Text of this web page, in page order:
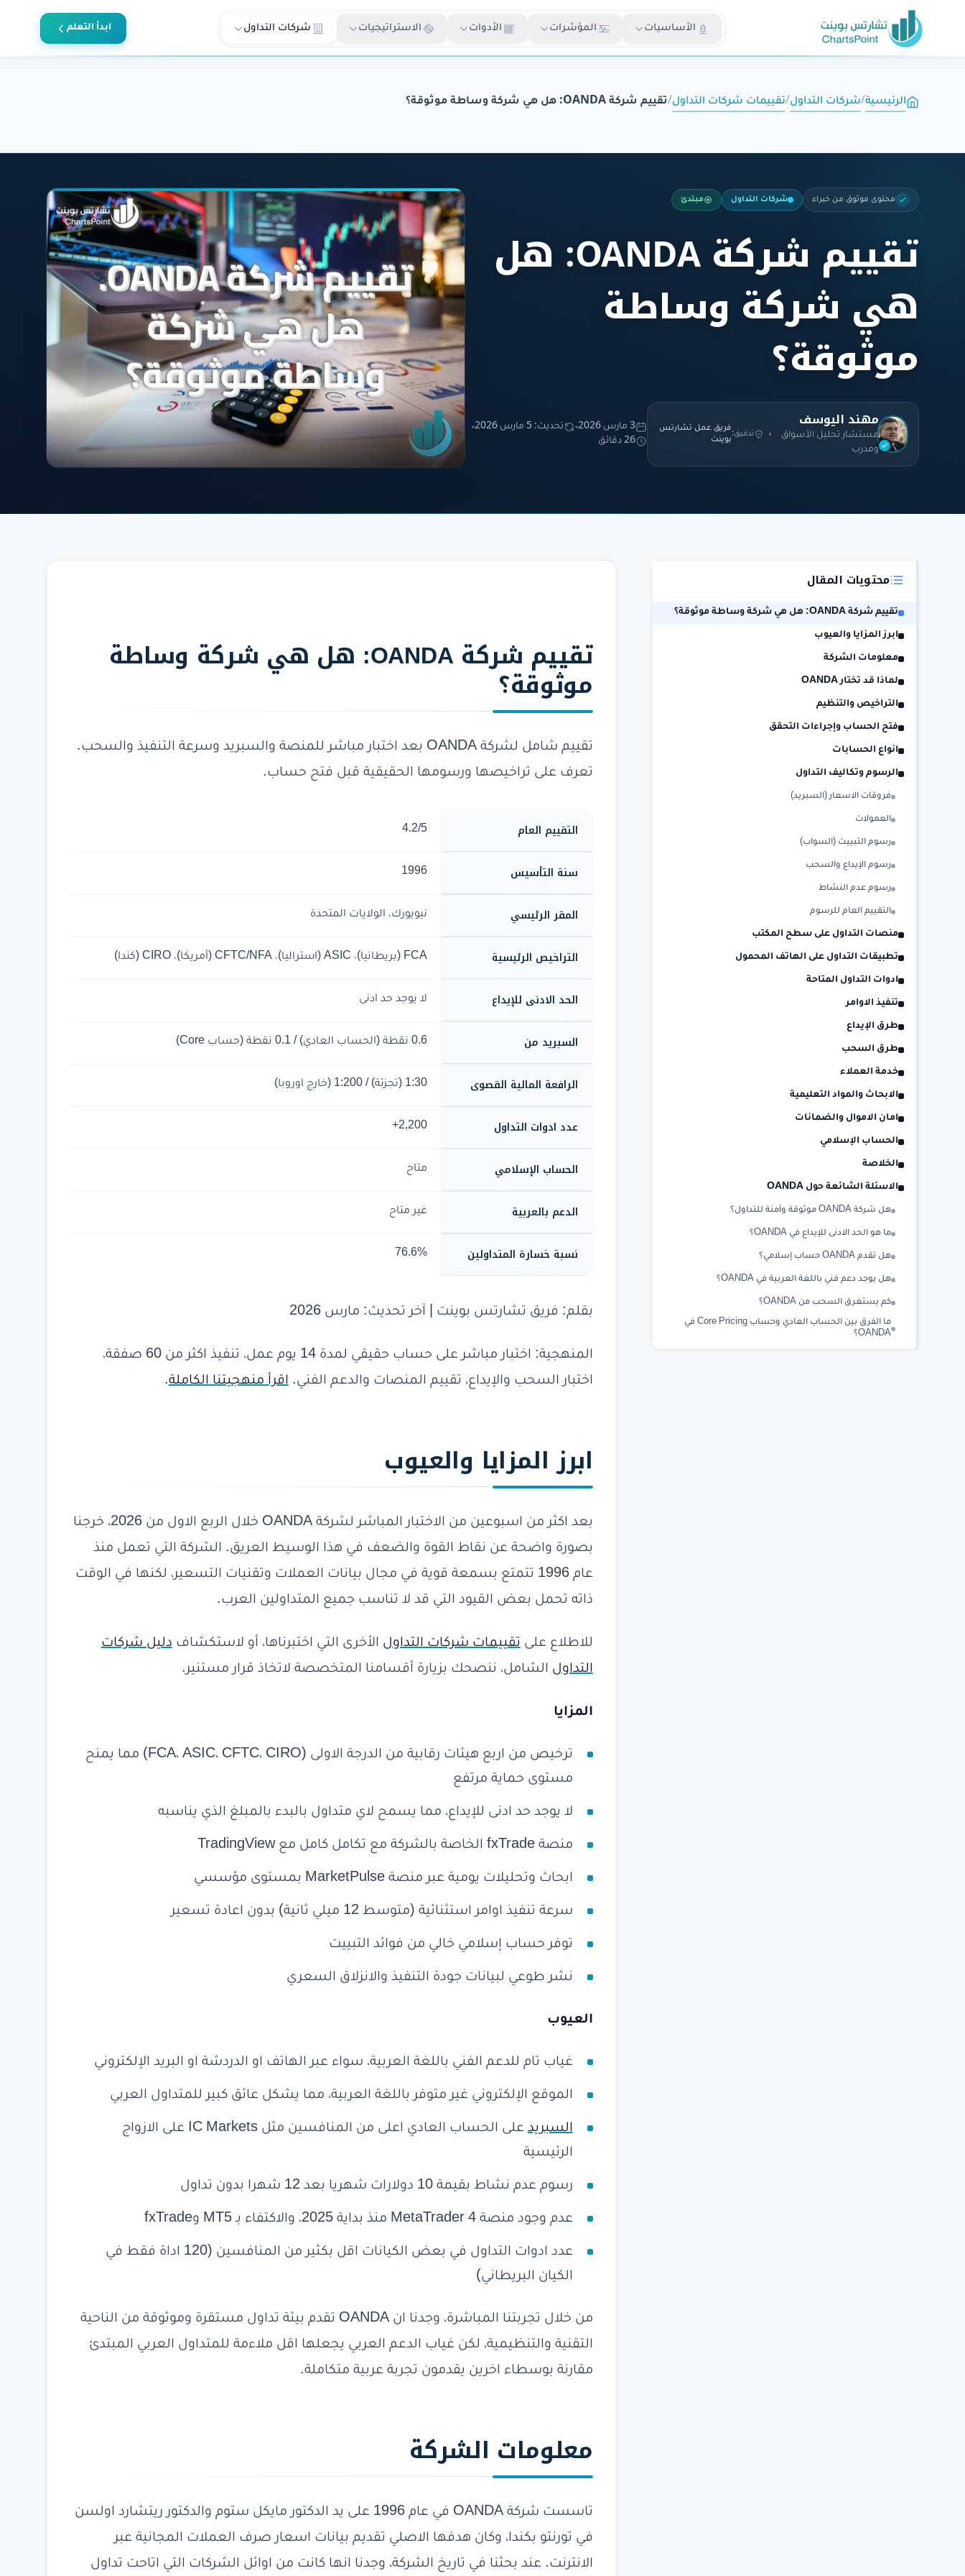
الأساسيات المؤشرات الأدوات الاستراتيجيات شركات التداول ابدأ التعلم
الرئيسية/شركات التداول/تقييمات شركات التداول/تقييم شركة OANDA: هل هي شركة وساطة موثوقة؟
محتوى موثوق من خبراء شركات التداول مبتدئ
تقييم شركة OANDA: هل
هي شركة وساطة
موثوقة؟
مهند اليوسف
مستشار تحليل الأسواق
ومدرب
تدقيق:
فريق عمل تشارتس
بوينت
3 مارس 2026
تحديث: 5 مارس 2026
26 دقائق
محتويات المقال
تقييم شركة OANDA: هل هي شركة وساطة موثوقة؟
ابرز المزايا والعيوب
معلومات الشركة
لماذا قد تختار OANDA
التراخيص والتنظيم
فتح الحساب وإجراءات التحقق
انواع الحسابات
الرسوم وتكاليف التداول
فروقات الاسعار (السبريد)
العمولات
رسوم التبييت (السواب)
رسوم الإيداع والسحب
رسوم عدم النشاط
التقييم العام للرسوم
منصات التداول على سطح المكتب
تطبيقات التداول على الهاتف المحمول
ادوات التداول المتاحة
تنفيذ الاوامر
طرق الإيداع
طرق السحب
خدمة العملاء
الابحاث والمواد التعليمية
امان الاموال والضمانات
الحساب الإسلامي
الخلاصة
الاسئلة الشائعة حول OANDA
هل شركة OANDA موثوقة وآمنة للتداول؟
ما هو الحد الادنى للإيداع في OANDA؟
هل تقدم OANDA حساب إسلامي؟
هل يوجد دعم فني باللغة العربية في OANDA؟
كم يستغرق السحب من OANDA؟
ما الفرق بين الحساب العادي وحساب Core Pricing في
OANDA؟
تقييم شركة OANDA: هل هي شركة وساطة
موثوقة؟
تقييم شامل لشركة OANDA بعد اختبار مباشر للمنصة والسبريد وسرعة التنفيذ والسحب.
تعرف على تراخيصها ورسومها الحقيقية قبل فتح حساب.
التقييم العام 4.2/5
سنة التأسيس 1996
المقر الرئيسي نيويورك، الولايات المتحدة
التراخيص الرئيسية FCA (بريطانيا)، ASIC (استراليا)، CFTC/NFA (أمريكا)، CIRO (كندا)
الحد الادنى للإيداع لا يوجد حد ادنى
السبريد من 0.6 نقطة (الحساب العادي) / 0.1 نقطة (حساب Core)
الرافعة المالية القصوى 1:30 (تجزئة) / 1:200 (خارج اوروبا)
عدد ادوات التداول 2,200+
الحساب الإسلامي متاح
الدعم بالعربية غير متاح
نسبة خسارة المتداولين 76.6%
بقلم: فريق تشارتس بوينت | آخر تحديث: مارس 2026
المنهجية: اختبار مباشر على حساب حقيقي لمدة 14 يوم عمل، تنفيذ اكثر من 60 صفقة،
اختبار السحب والإيداع، تقييم المنصات والدعم الفني.اقرأ منهجيتنا الكاملة.
ابرزالمزايا والعيوب
بعد اكثر من اسبوعين من الاختبار المباشر لشركة OANDA خلال الربع الاول من 2026، خرجنا
بصورة واضحة عن نقاط القوة والضعف في هذا الوسيط العريق. الشركة التي تعمل منذ
عام 1996 تتمتع بسمعة قوية في مجال بيانات العملات وتقنيات التسعير، لكنها في الوقت
ذاته تحمل بعض القيود التي قد لا تناسب جميع المتداولين العرب.
للاطلاع علىتقييمات شركات التداولالأخرى التي اختبرناها، أو لاستكشافدليل شركات
التداولالشامل، ننصحك بزيارة أقسامنا المتخصصة لاتخاذ قرار مستنير.
المزايا
ترخيص من اربع هيئات رقابية من الدرجة الاولى (FCA، ASIC، CFTC، CIRO) مما يمنح
مستوى حماية مرتفع
لا يوجد حد ادنى للإيداع، مما يسمح لاي متداول بالبدء بالمبلغ الذي يناسبه
منصة fxTrade الخاصة بالشركة مع تكامل كامل مع TradingView
ابحاث وتحليلات يومية عبر منصة MarketPulse بمستوى مؤسسي
سرعة تنفيذ اوامر استثنائية (متوسط 12 ميلي ثانية) بدون اعادة تسعير
توفر حساب إسلامي خالي من فوائد التبييت
نشر طوعي لبيانات جودة التنفيذ والانزلاق السعري
العيوب
غياب تام للدعم الفني باللغة العربية، سواء عبر الهاتف او الدردشة او البريد الإلكتروني
الموقع الإلكتروني غير متوفر باللغة العربية، مما يشكل عائق كبير للمتداول العربي
السبريد
على الحساب العادي اعلى من المنافسين مثل IC Markets على الازواج
الرئيسية
رسوم عدم نشاط بقيمة 10 دولارات شهريا بعد 12 شهرا بدون تداول
عدم وجود منصة MetaTrader 4 منذ بداية 2025، والاكتفاء بـ MT5 وfxTrade
عدد ادوات التداول في بعض الكيانات اقل بكثير من المنافسين (120 اداة فقط في
الكيان البريطاني)
من خلال تجربتنا المباشرة، وجدنا ان OANDA تقدم بيئة تداول مستقرة وموثوقة من الناحية
التقنية والتنظيمية، لكن غياب الدعم العربي يجعلها اقل ملاءمة للمتداول العربي المبتدئ
مقارنة بوسطاء اخرين يقدمون تجربة عربية متكاملة.
معلومات الشركة
تاسست شركة OANDA في عام 1996 على يد الدكتور مايكل ستوم والدكتور ريتشارد اولسن
في تورنتو بكندا، وكان هدفها الاصلي تقديم بيانات اسعار صرف العملات المجانية عبر
الانترنت. عند بحثنا في تاريخ الشركة، وجدنا انها كانت من اوائل الشركات التي اتاحت تداول